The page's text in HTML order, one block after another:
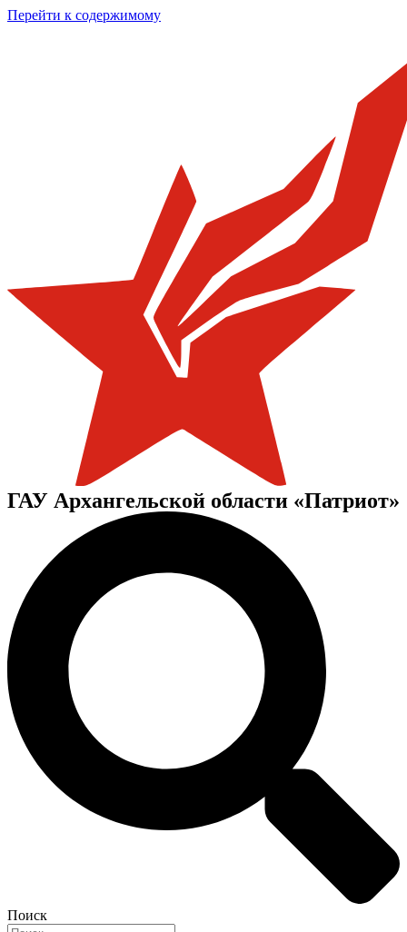
Перейти к содержимому
ГАУ Архангельской области «Патриот»
Поиск